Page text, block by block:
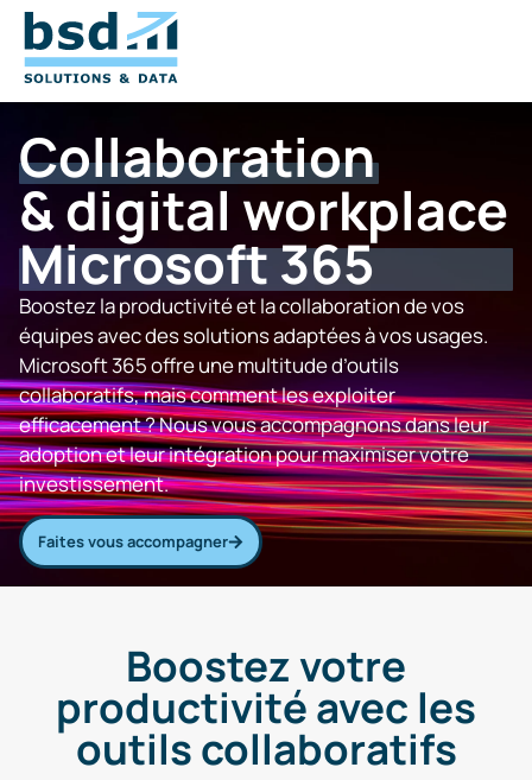
Collaboration
& digital workplace
Microsoft 365
Boostez la productivité et la collaboration de vos
équipes avec des solutions adaptées à vos usages.
Microsoft 365 offre une multitude d’outils
collaboratifs, mais comment les exploiter
efficacement ? Nous vous accompagnons dans leur
adoption et leur intégration pour maximiser votre
investissement.
Faites vous accompagner
Boostez votre
productivité avec les
outils collaboratifs